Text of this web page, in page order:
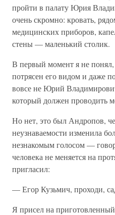
пройти в палату Юрия
очень скромно: кровать,
медицинских приборов,
стены — маленький столик.
В первый момент я не
потрясен его видом и даже
вовсе не Юрий
который должен проводить
Но нет, это был Андропов,
неузнаваемости изменила
незнакомым голосом —
человека не меняется на
пригласил:
— Егор Кузьмич, проходи,
Я присел на